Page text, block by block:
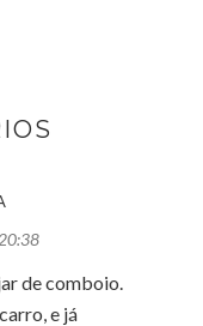
de comboio.
e já